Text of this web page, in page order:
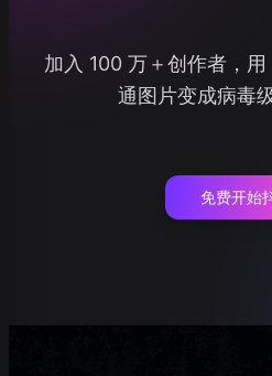
加入 100 万＋创作者，
通图片变成病毒
免费开始